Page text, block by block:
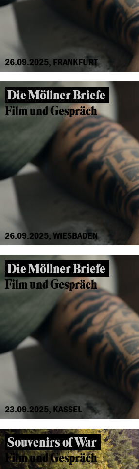
26.09.2025, FRANKFURT
Die Möllner Briefe
Film und Gespräch
26.09.2025, WIESBADEN
Die Möllner Briefe
Film und Gespräch
23.09.2025, KASSEL
Souvenirs of War
Film und Gespräch